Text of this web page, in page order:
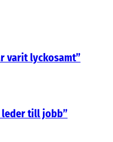
varit lyckosamt”
leder till jobb”